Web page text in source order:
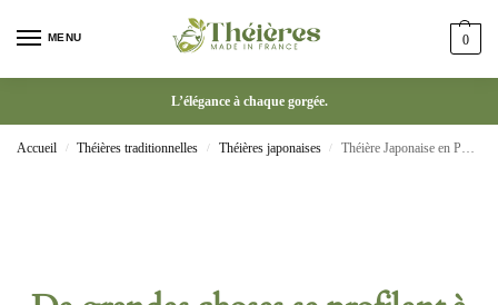
MENU 0
L’élégance à chaque gorgée.
Accueil / Théières traditionnelles / Théières japonaises / Théière Japonaise en Poudre Blanche de 150ml Pot en Bambou Peint à la Main